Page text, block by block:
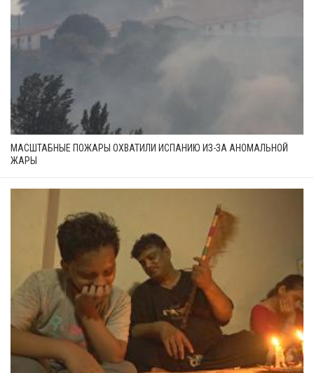
МАСШТАБНЫЕ ПОЖАРЫ ОХВАТИЛИ ИСПАНИЮ ИЗ-ЗА АНОМАЛЬНОЙ
ЖАРЫ